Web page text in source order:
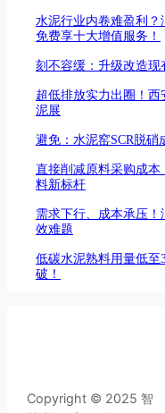
水泥行业内卷难盈利
免费享十大增值服务！
刻不容缓：升级改造现
超低排放实力出圈！
泥展
避免：水泥窑SCR脱硝
直接削减原料采购成
料新标杆
需求下行、成本承压
效难题
低碳水泥熟料用量低
破！
Copyright © 2025 智